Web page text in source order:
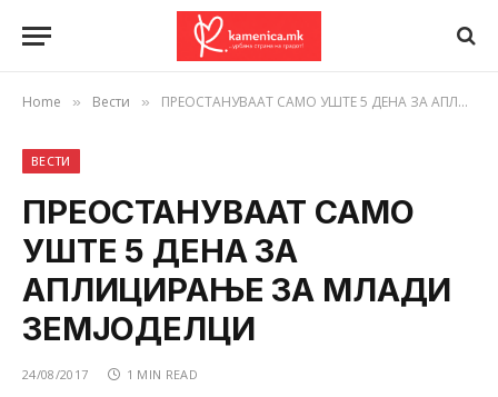
Home » Вести » ПРЕОСТАНУВААТ САМО УШТЕ 5 ДЕНА ЗА АПЛИЦИРАЊЕ ЗА МЛАДИ ЗЕМЈОДЕЛЦИ
ВЕСТИ
ПРЕОСТАНУВААТ САМО
УШТЕ 5 ДЕНА ЗА
АПЛИЦИРАЊЕ ЗА МЛАДИ
ЗЕМЈОДЕЛЦИ
24/08/2017 1 MIN READ